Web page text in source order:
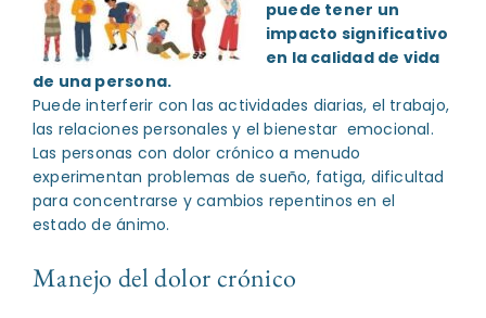
puede tener un
impacto significativo
en la calidad de vida
de una persona.
Puede interferir con las actividades diarias, el trabajo,
las relaciones personales y el bienestar emocional.
Las personas con dolor crónico a menudo
experimentan problemas de sueño, fatiga, dificultad
para concentrarse y cambios repentinos en el
estado de ánimo.
Manejo del dolor crónico